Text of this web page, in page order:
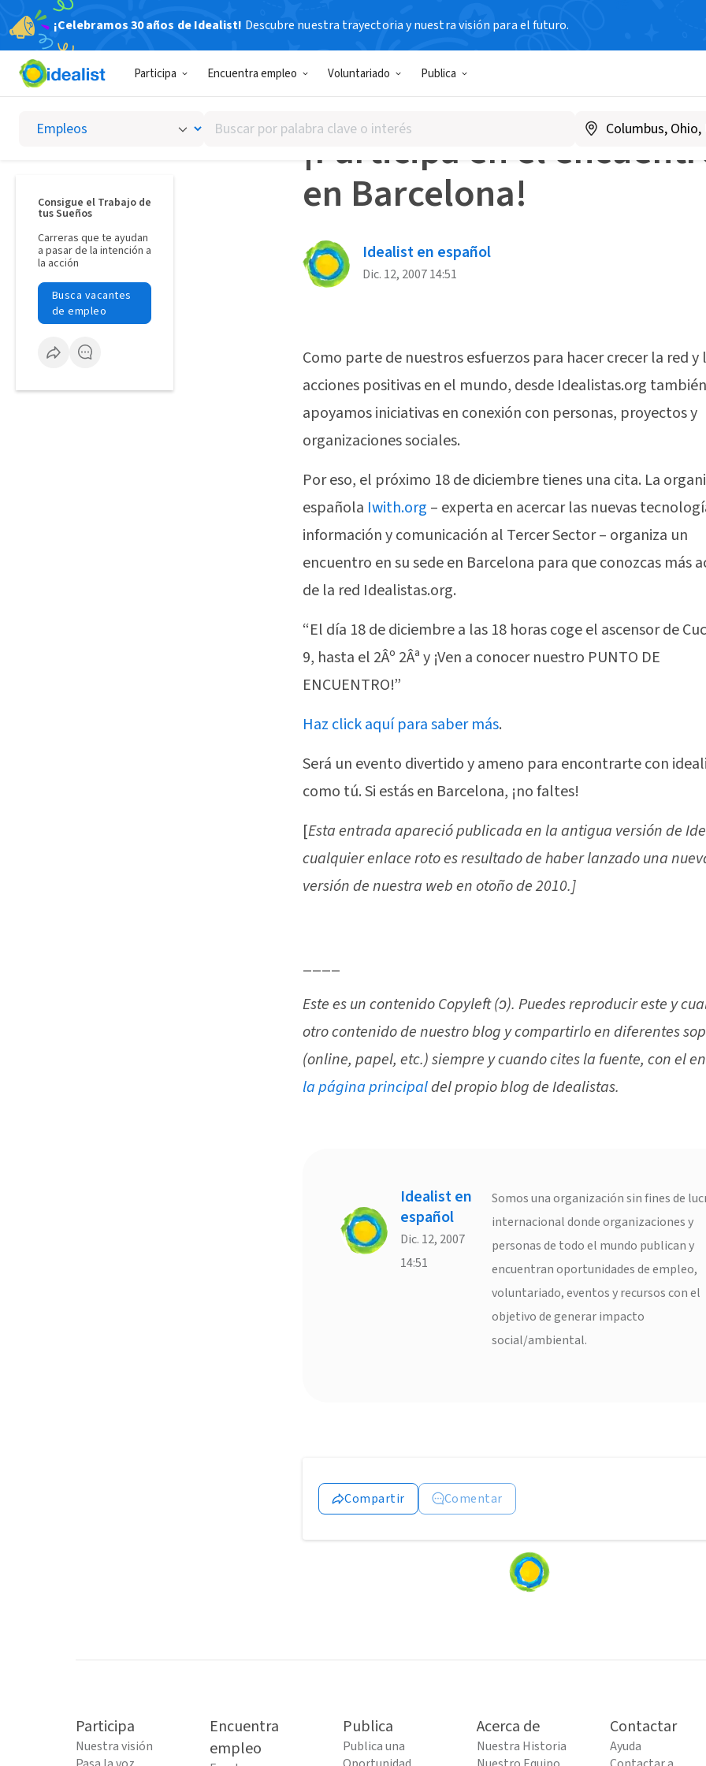
¡Celebramos 30 años de Idealist! Descubre nuestra trayectoria y nuestra visión para el futuro.
Participa Encuentra empleo Voluntariado Publica
Buscar
por
Consigue el Trabajo de
tus Sueños
Carreras que te ayudan
a pasar de la intención a
la acción
Busca vacantes
de empleo
PARTICIPA
¡Participa en el
en Barcelona!
Idealist en español
Dic. 12, 2007 14:51
Como parte de nuestros esfuerzos para hacer crecer la red y
acciones positivas en el mundo, desde Idealistas.org también
apoyamos iniciativas en conexión con personas, proyectos y
organizaciones sociales.
Por eso, el próximo 18 de diciembre tienes una cita. La
española Iwith.org – experta en acercar las nuevas
información y comunicación al Tercer Sector – organiza un
encuentro en su sede en Barcelona para que conozcas más
de la red Idealistas.org.
“El día 18 de diciembre a las 18 horas coge el ascensor de
9, hasta el 2Âº 2Âª y ¡Ven a conocer nuestro PUNTO DE
ENCUENTRO!”
Haz click aquí para saber más.
Será un evento divertido y ameno para encontrarte con
como tú. Si estás en Barcelona, ¡no faltes!
[Esta entrada apareció publicada en la antigua versión de
cualquier enlace roto es resultado de haber lanzado una
versión de nuestra web en otoño de 2010.]
____
Este es un contenido Copyleft (ↄ). Puedes reproducir este y
otro contenido de nuestro blog y compartirlo en diferentes
(online, papel, etc.) siempre y cuando cites la fuente, con el
la página principaldel propio blog de Idealistas.
Idealist en
español
Dic. 12, 2007
14:51
Somos una organización sin fines de
internacional donde organizaciones y
personas de todo el mundo publican y
encuentran oportunidades de empleo,
voluntariado, eventos y recursos con el
objetivo de generar impacto
social/ambiental.
Compartir Comentar
Loading
Participa
Nuestra visión
Encuentra
empleo
Publica
Publica una
Acerca de
Nuestra Historia
Contactar
Ayuda